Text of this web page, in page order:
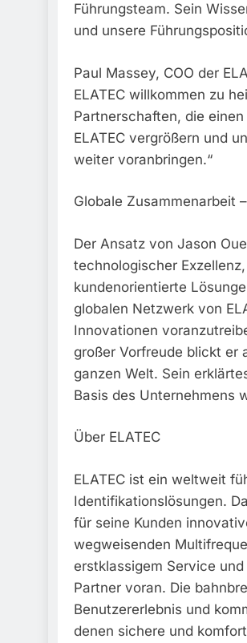
Führungsteam. Sein
und unsere
Paul Massey, COO der
ELATEC willkommen zu
Partnerschaften, die
ELATEC vergrößern und
weiter voranbringen.“
Globale Zusammenarbeit
Der Ansatz von Jason
technologischer
kundenorientierte
globalen Netzwerk von
Innovationen
großer Vorfreude blickt er
ganzen Welt. Sein
Basis des Unternehmens
Über ELATEC
ELATEC ist ein weltweit
Identifikationslösungen.
für seine Kunden
wegweisenden
erstklassigem Service
Partner voran. Die
Benutzererlebnis und
denen sichere und